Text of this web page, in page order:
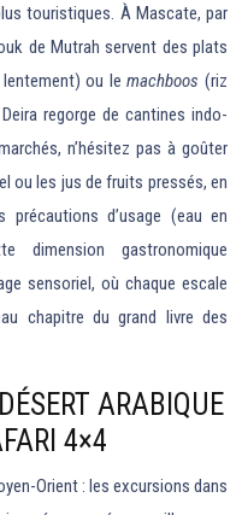
touristiques. À Mascate, par
de Mutrah servent des plats
ou lemachboos (riz
regorge de cantines indo-
n’hésitez pas à goûter
ou les jus de fruits pressés, en
d’usage (eau en
dimension gastronomique
sensoriel, où chaque escale
chapitre du grand livre des
ARABIQUE
4×4
Orient : les excursions dans